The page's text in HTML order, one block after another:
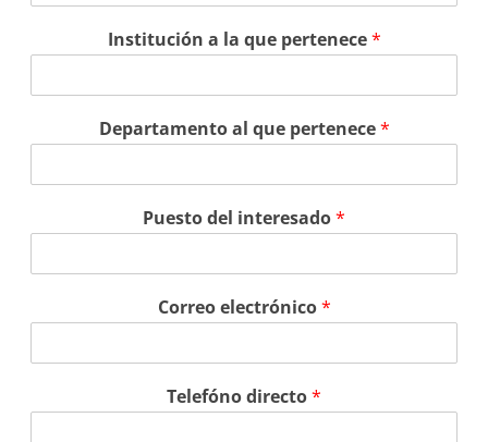
Institución a la que pertenece*
Departamento al que pertenece*
Puesto del interesado*
Correo electrónico*
Telefóno directo*